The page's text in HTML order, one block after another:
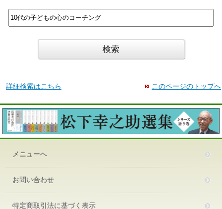
詳細検索はこちら このページのトップへ
メニューへ
お問い合わせ
特定商取引法に基づく表示